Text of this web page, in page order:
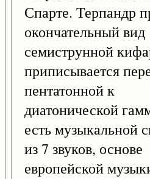
Спарте. Терпандр
окончательный вид
семиструнной
приписывается
пентатонной к
диатонической
есть музыкальной
из 7 звуков, основе
европейской